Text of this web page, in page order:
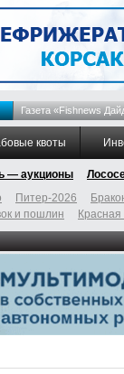
Газета «Fishnews
квоты
— аукционы
Питер-2026
и пошлин